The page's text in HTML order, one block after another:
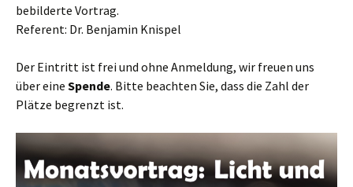
bebilderte Vortrag.
Referent: Dr. Benjamin Knispel
Der Eintritt ist frei und ohne Anmeldung, wir freuen uns
über eine Spende. Bitte beachten Sie, dass die Zahl der
Plätze begrenzt ist.